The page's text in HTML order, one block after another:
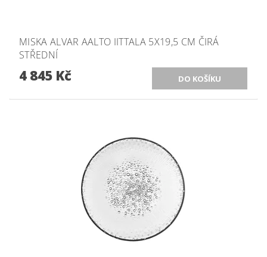
MISKA ALVAR AALTO IITTALA 5X19,5 CM ČIRÁ
STŘEDNÍ
4 845 Kč